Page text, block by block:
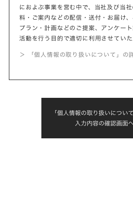
におよぶ事業を営む中で、当社及び当
料・ご案内などの配信・送付・お届け
プラン・計画などのご提案、アンケー
活動を行う目的で適切に利用させていた
＞ 「個人情報の取り扱いについて」の
「個人情報の取り扱いについ
入力内容の確認画面